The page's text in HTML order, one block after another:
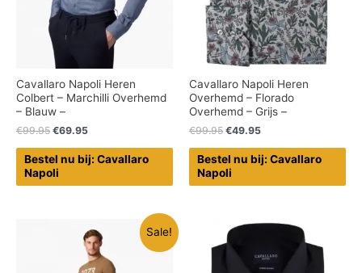
Cavallaro Napoli Heren
Colbert – Marchilli Overhemd
– Blauw –
€99.95 €69.95
Bestel nu bij: Cavallaro
Napoli
Cavallaro Napoli Heren
Overhemd – Florado
Overhemd – Grijs –
€99.95 €49.95
Bestel nu bij: Cavallaro
Napoli
Sale!